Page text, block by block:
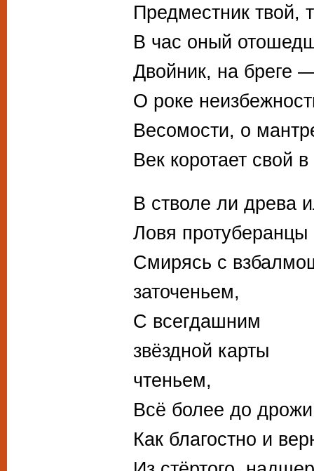
Предместник твой,
В час оный
Двойник, на бреге
О роке
Весомости, о
Век коротает свой
В стволе ли древа
Ловя протуберанцы
Смирясь с
заточеньем,
С всегдашним
звёздной карты
чтеньем,
Всё более до
Как благостно и